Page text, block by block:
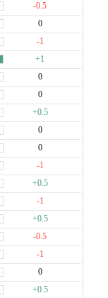
-0.5
0
-1
+1
0
0
+0.5
0
0
-1
+0.5
-1
+0.5
-0.5
-1
0
+0.5